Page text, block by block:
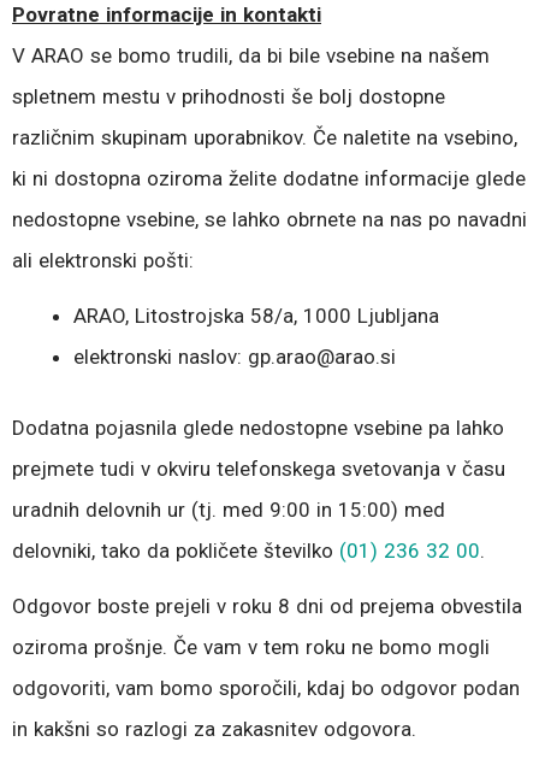
Povratne informacije in kontakti
V ARAO se bomo trudili, da bi bile vsebine na našem
spletnem mestu v prihodnosti še bolj dostopne
različnim skupinam uporabnikov. Če naletite na vsebino,
ki ni dostopna oziroma želite dodatne informacije glede
nedostopne vsebine, se lahko obrnete na nas po navadni
ali elektronski pošti:
ARAO, Litostrojska 58/a, 1000 Ljubljana
elektronski naslov: gp.arao@arao.si
Dodatna pojasnila glede nedostopne vsebine pa lahko
prejmete tudi v okviru telefonskega svetovanja v času
uradnih delovnih ur (tj. med 9:00 in 15:00) med
delovniki, tako da pokličete številko (01) 236 32 00.
Odgovor boste prejeli v roku 8 dni od prejema obvestila
oziroma prošnje. Če vam v tem roku ne bomo mogli
odgovoriti, vam bomo sporočili, kdaj bo odgovor podan
in kakšni so razlogi za zakasnitev odgovora.